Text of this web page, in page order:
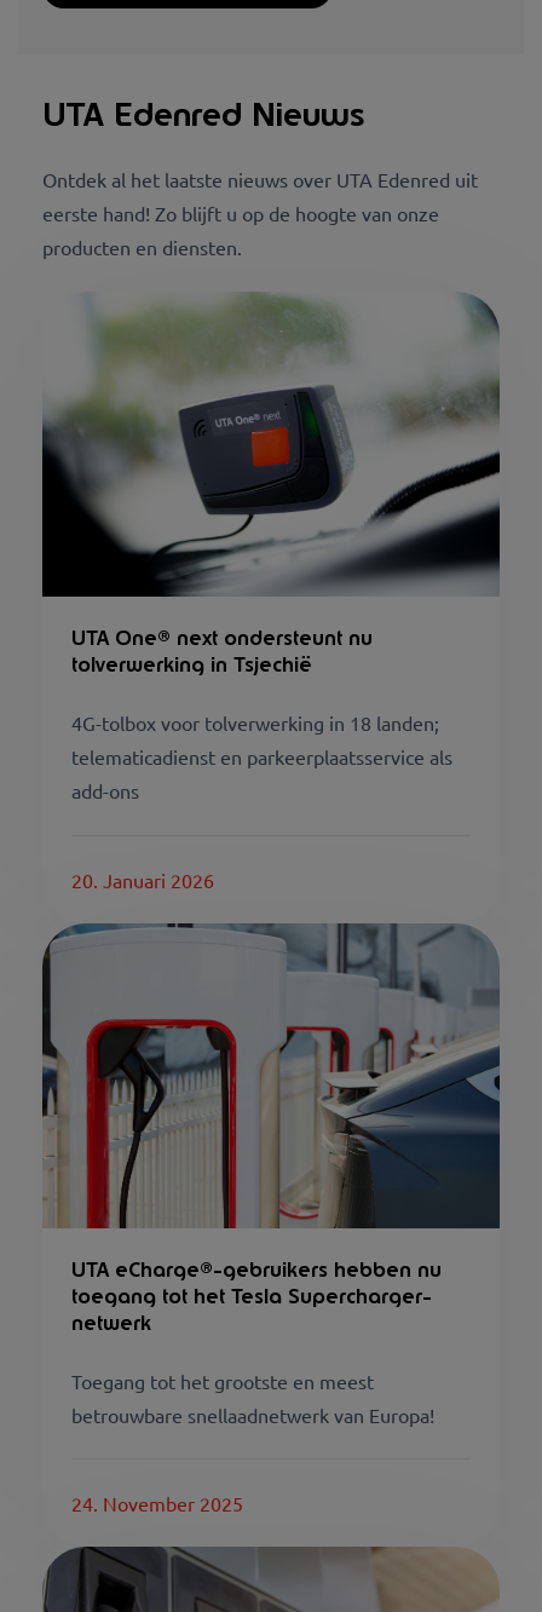
UTA Edenred Nieuws
Ontdek al het laatste nieuws over UTA Edenred uit
eerste hand! Zo blijft u op de hoogte van onze
producten en diensten.
UTA One® next ondersteunt nu
tolverwerking in Tsjechië
4G-tolbox voor tolverwerking in 18 landen;
telematicadienst en parkeerplaatsservice als
add-ons
20. Januari 2026
UTA eCharge®-gebruikers hebben nu
toegang tot het Tesla Supercharger-
netwerk
Toegang tot het grootste en meest
betrouwbare snellaadnetwerk van Europa!
24. November 2025